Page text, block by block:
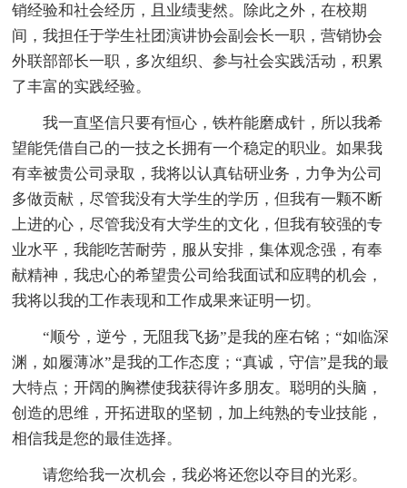
销经验和社会经历，且业绩斐然。除此之外，在校期
间，我担任于学生社团演讲协会副会长一职，营销协会
外联部部长一职，多次组织、参与社会实践活动，积累
了丰富的实践经验。
我一直坚信只要有恒心，铁杵能磨成针，所以我希
望能凭借自己的一技之长拥有一个稳定的职业。如果我
有幸被贵公司录取，我将以认真钻研业务，力争为公司
多做贡献，尽管我没有大学生的学历，但我有一颗不断
上进的心，尽管我没有大学生的文化，但我有较强的专
业水平，我能吃苦耐劳，服从安排，集体观念强，有奉
献精神，我忠心的希望贵公司给我面试和应聘的机会，
我将以我的工作表现和工作成果来证明一切。
“顺兮，逆兮，无阻我飞扬”是我的座右铭；“如临深
渊，如履薄冰”是我的工作态度；“真诚，守信”是我的最
大特点；开阔的胸襟使我获得许多朋友。聪明的头脑，
创造的思维，开拓进取的坚韧，加上纯熟的专业技能，
相信我是您的最佳选择。
请您给我一次机会，我必将还您以夺目的光彩。